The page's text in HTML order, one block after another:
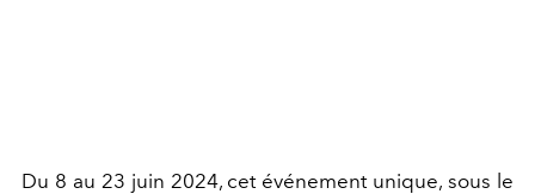
Du 8 au 23 juin 2024, cet événement unique, sous le